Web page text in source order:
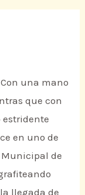
una mano
que con
estridente
en uno de
de
llegada de